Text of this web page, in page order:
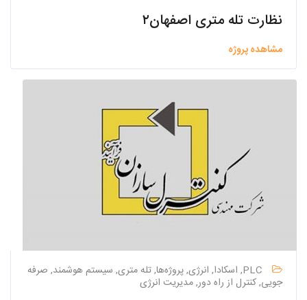
نظارت تله متری اصفهان۲
مشاهده پروژه
PLC, اسکادا, انرژی, پروژه‌ها, تله متری, سیستم هوشمند, صرفه
جویی, کنترل از راه دور, مدیریت انرژی